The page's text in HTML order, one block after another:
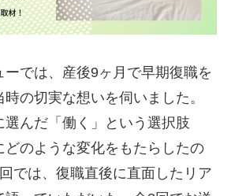
では、産後9ヶ月で早期復職を
の切実な想いを伺いました。
選んだ「働く」という選択肢
どのような変化をもたらしたの
では、復職直後に直面したリア